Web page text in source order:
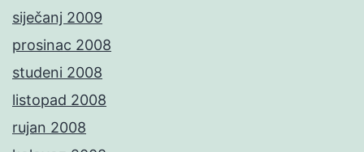
siječanj 2009
prosinac 2008
studeni 2008
listopad 2008
rujan 2008